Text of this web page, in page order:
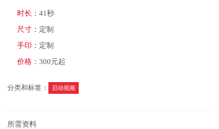
时长： 41秒
尺寸： 定制
手印： 定制
价格： 300元起
分类和标签： 启动视频
所需资料